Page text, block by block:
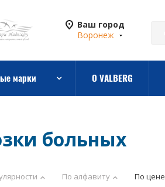
Ваш город
Воронеж
марки О VALBERG
больных
По алфавиту По цене